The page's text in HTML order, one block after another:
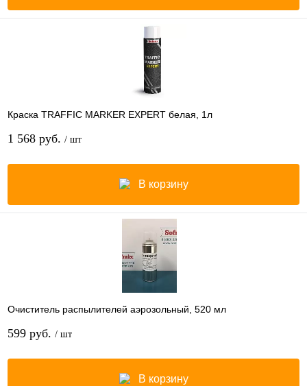
Краска TRAFFIC MARKER EXPERT белая, 1л
1 568 руб. / шт
В корзину
Очиститель распылителей аэрозольный, 520 мл
599 руб. / шт
В корзину